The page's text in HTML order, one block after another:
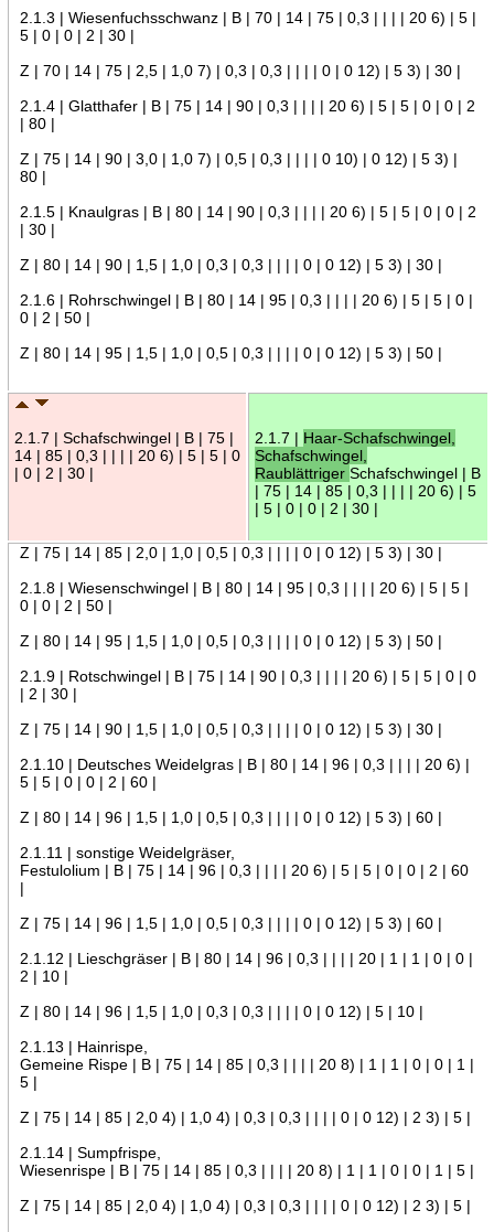
2.1.3 | Wiesenfuchsschwanz | B | 70 | 14 | 75 | 0,3 | | | | 20 6) | 5 |
5 | 0 | 0 | 2 | 30 |
Z | 70 | 14 | 75 | 2,5 | 1,0 7) | 0,3 | 0,3 | | | | 0 | 0 12) | 5 3) | 30 |
2.1.4 | Glatthafer | B | 75 | 14 | 90 | 0,3 | | | | 20 6) | 5 | 5 | 0 | 0 | 2
| 80 |
Z | 75 | 14 | 90 | 3,0 | 1,0 7) | 0,5 | 0,3 | | | | 0 10) | 0 12) | 5 3) |
80 |
2.1.5 | Knaulgras | B | 80 | 14 | 90 | 0,3 | | | | 20 6) | 5 | 5 | 0 | 0 | 2
| 30 |
Z | 80 | 14 | 90 | 1,5 | 1,0 | 0,3 | 0,3 | | | | 0 | 0 12) | 5 3) | 30 |
2.1.6 | Rohrschwingel | B | 80 | 14 | 95 | 0,3 | | | | 20 6) | 5 | 5 | 0 |
0 | 2 | 50 |
Z | 80 | 14 | 95 | 1,5 | 1,0 | 0,5 | 0,3 | | | | 0 | 0 12) | 5 3) | 50 |
2.1.7 | Schafschwingel | B | 75 |
14 | 85 | 0,3 | | | | 20 6) | 5 | 5 | 0
| 0 | 2 | 30 |
2.1.7 | Haar-Schafschwingel,
Schafschwingel,
Raublättriger Schafschwingel | B
| 75 | 14 | 85 | 0,3 | | | | 20 6) | 5
| 5 | 0 | 0 | 2 | 30 |
Z | 75 | 14 | 85 | 2,0 | 1,0 | 0,5 | 0,3 | | | | 0 | 0 12) | 5 3) | 30 |
2.1.8 | Wiesenschwingel | B | 80 | 14 | 95 | 0,3 | | | | 20 6) | 5 | 5 |
0 | 0 | 2 | 50 |
Z | 80 | 14 | 95 | 1,5 | 1,0 | 0,5 | 0,3 | | | | 0 | 0 12) | 5 3) | 50 |
2.1.9 | Rotschwingel | B | 75 | 14 | 90 | 0,3 | | | | 20 6) | 5 | 5 | 0 | 0
| 2 | 30 |
Z | 75 | 14 | 90 | 1,5 | 1,0 | 0,5 | 0,3 | | | | 0 | 0 12) | 5 3) | 30 |
2.1.10 | Deutsches Weidelgras | B | 80 | 14 | 96 | 0,3 | | | | 20 6) |
5 | 5 | 0 | 0 | 2 | 60 |
Z | 80 | 14 | 96 | 1,5 | 1,0 | 0,5 | 0,3 | | | | 0 | 0 12) | 5 3) | 60 |
2.1.11 | sonstige Weidelgräser,
Festulolium | B | 75 | 14 | 96 | 0,3 | | | | 20 6) | 5 | 5 | 0 | 0 | 2 | 60
|
Z | 75 | 14 | 96 | 1,5 | 1,0 | 0,5 | 0,3 | | | | 0 | 0 12) | 5 3) | 60 |
2.1.12 | Lieschgräser | B | 80 | 14 | 96 | 0,3 | | | | 20 | 1 | 1 | 0 | 0 |
2 | 10 |
Z | 80 | 14 | 96 | 1,5 | 1,0 | 0,3 | 0,3 | | | | 0 | 0 12) | 5 | 10 |
2.1.13 | Hainrispe,
Gemeine Rispe | B | 75 | 14 | 85 | 0,3 | | | | 20 8) | 1 | 1 | 0 | 0 | 1 |
5 |
Z | 75 | 14 | 85 | 2,0 4) | 1,0 4) | 0,3 | 0,3 | | | | 0 | 0 12) | 2 3) | 5 |
2.1.14 | Sumpfrispe,
Wiesenrispe | B | 75 | 14 | 85 | 0,3 | | | | 20 8) | 1 | 1 | 0 | 0 | 1 | 5 |
Z | 75 | 14 | 85 | 2,0 4) | 1,0 4) | 0,3 | 0,3 | | | | 0 | 0 12) | 2 3) | 5 |